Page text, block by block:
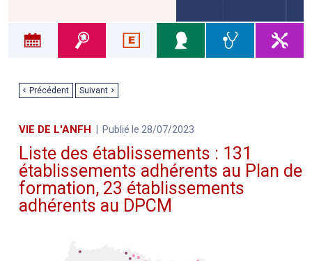
Précédent Suivant
VIE DE L'ANFH Publié le 28/07/2023
Liste des établissements : 131
établissements adhérents au Plan de
formation, 23 établissements
adhérents au DPCM